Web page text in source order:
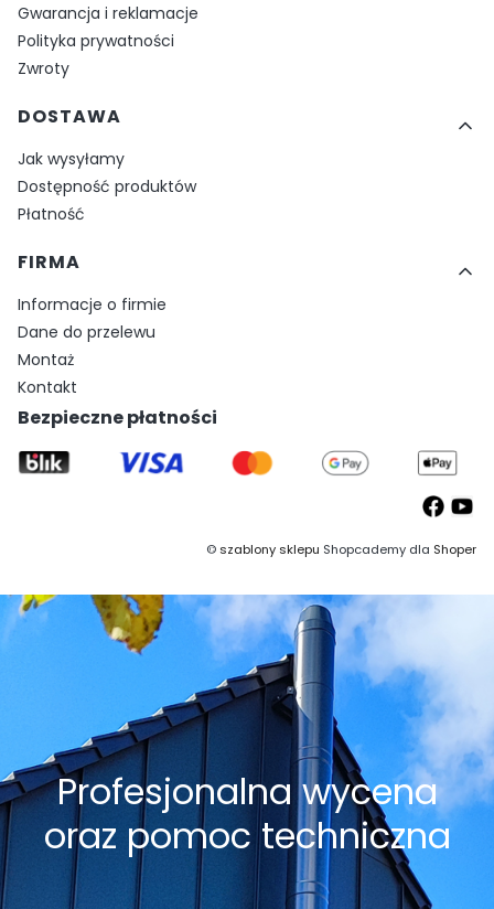
Gwarancja i reklamacje
Polityka prywatności
Zwroty
DOSTAWA
Jak wysyłamy
Dostępność produktów
Płatność
FIRMA
Informacje o firmie
Dane do przelewu
Montaż
Kontakt
Bezpieczne płatności
©szablony sklepu Shopcademy dla Shoper
Profesjonalna wycena
oraz pomoc techniczna